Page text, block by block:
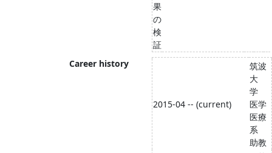
果
の
検
証
Career history
2015-04 -- (current)
筑波
大
学
医学
医療
系
助教